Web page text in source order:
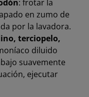
: frotar la
en zumo de
por la lavadora.
terciopelo,
diluido
suavemente
ejecutar